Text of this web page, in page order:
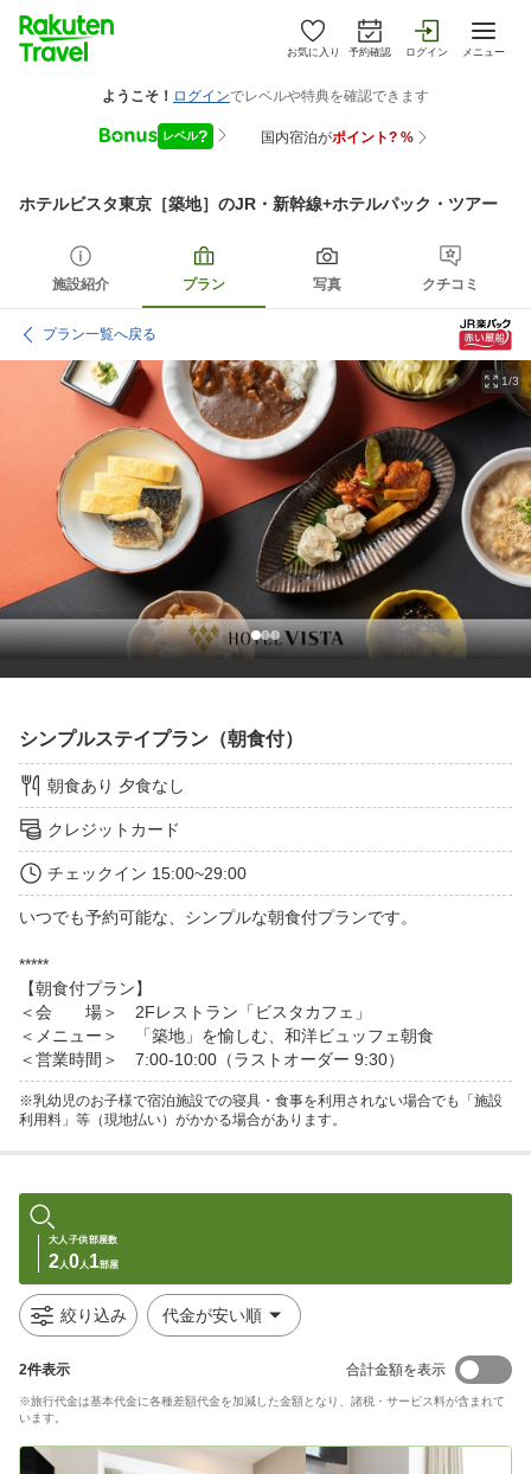
お気に入り 予約確認 ログイン メニュー
ホテルビスタ東京［築地］ のJR・新幹線+ホテルパック・ツアー
施設紹介 プラン 写真 クチコミ
プラン一覧へ戻る
1/3
シンプルステイプラン（朝食付）
朝食あり 夕食なし
クレジットカード
チェックイン 15:00~29:00
いつでも予約可能な、シンプルな朝食付プランです。
*****
【朝食付プラン】
＜会　　場＞　2Fレストラン「ビスタカフェ」
＜メニュー＞　「築地」を愉しむ、和洋ビュッフェ朝食
＜営業時間＞　7:00-10:00（ラストオーダー 9:30）
※乳幼児のお子様で宿泊施設での寝具・食事を利用されない場合でも「施設
利用料」等（現地払い）がかかる場合があります。
大人
2人
子供
0人
部屋数
1部屋
絞り込み 代金が安い順
2件表示 合計金額を表示
※旅行代金は基本代金に各種差額代金を加減した金額となり、諸税・サービス料が含まれて
います。